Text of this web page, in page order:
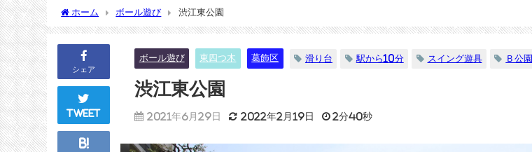
ホーム ボール遊び 渋江東公園
シェア
Tweet
B!
ボール遊び 東四つ木 葛飾区 滑り台 駅から10分 スイング遊具 Ｂ公園
渋江東公園
2021年6月29日 2022年2月19日 2分40秒